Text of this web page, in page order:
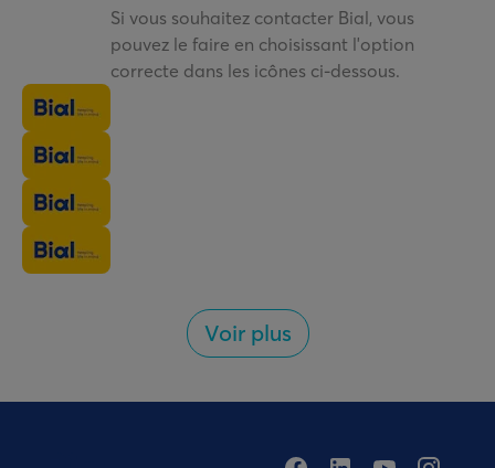
Si vous souhaitez contacter Bial, vous
pouvez le faire en choisissant l'option
correcte dans les icônes ci-dessous.
Voir plus